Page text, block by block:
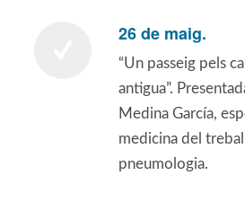
26 de maig.
“Un passeig pels
antigua”.
Medina García,
medicina del
pneumologia.